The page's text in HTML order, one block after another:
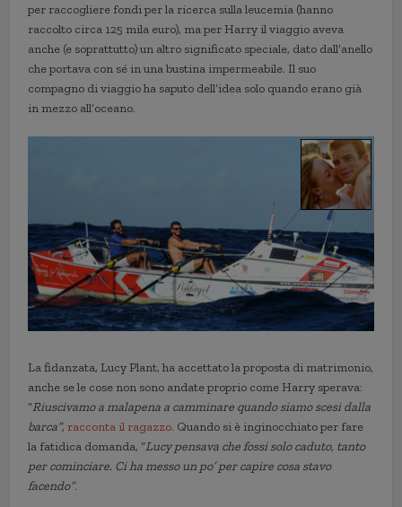
per raccogliere fondi per la ricerca sulla leucemia (hanno
raccolto circa 125 mila euro), ma per Harry il viaggio aveva
anche (e soprattutto) un altro significato speciale, dato dall’anello
che portava con sé in una bustina impermeabile. Il suo
compagno di viaggio ha saputo dell’idea solo quando erano già
in mezzo all’oceano.
La fidanzata, Lucy Plant, ha accettato la proposta di matrimonio,
anche se le cose non sono andate proprio come Harry sperava:
“Riuscivamo a malapena a camminare quando siamo scesi dalla
barca”, racconta il ragazzo. Quando si è inginocchiato per fare
la fatidica domanda, “Lucy pensava che fossi solo caduto, tanto
per cominciare. Ci ha messo un po’ per capire cosa stavo
facendo”.